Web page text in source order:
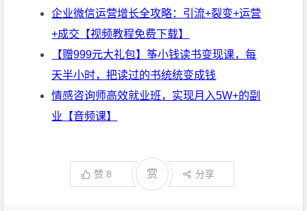
企业微信运营增长全攻略：引流+裂变+运营
+成交【视频教程免费下载】
【赠999元大礼包】筝小钱读书变现课，每
天半小时，把读过的书统统变成钱
情感咨询师高效就业班，实现月入5W+的副
业【音频课】
赞8 赏 分享